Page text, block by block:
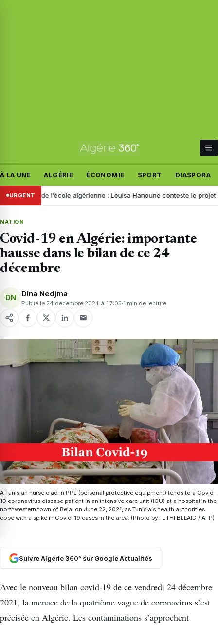
À LA UNE ALGÉRIE ÉCONOMIE SPORT DIASPORA
URGENT
de l’école algérienne : Louisa Hanoune conteste le projet et
NATION
Covid-19 en Algérie: importante
hausse dans le bilan de ce 24
décembre
DN Dina Nedjma
Publié le 24 décembre 2021 à 17:05 1 min de lecture
A Tunisian nurse clad in PPE (personal protective equipment) tends to a Covid-
19 coronavirus disease patient in an intensive care unit (ICU) at a hospital in the
northwestern town of Beja, on June 22, 2021, as Tunisia's health authorities
cope with a spike in Covid-19 cases in the area. (Photo by FETHI BELAID / AFP)
Suivre Algérie 360° sur Google Actualités
Avec le nouveau bilan covid-19 de ce vendredi 24 décembre
2021, la menace de la quatrième vague de coronavirus s’est
précisée en Algérie. Les contaminations s’approchent